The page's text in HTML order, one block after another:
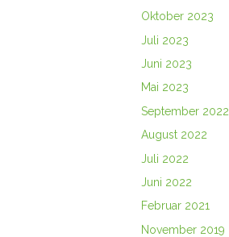
Oktober 2023
Juli 2023
Juni 2023
Mai 2023
September 2022
August 2022
Juli 2022
Juni 2022
Februar 2021
November 2019